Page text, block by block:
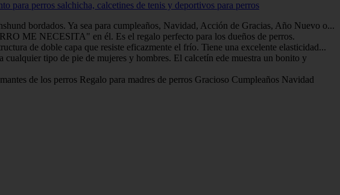
para perros salchicha, calcetines de tenis y deportivos para perros
bordados. Ya sea para cumpleaños, Navidad, Acción de Gracias, Año Nuevo o...
ME NECESITA" en él. Es el regalo perfecto para los dueños de perros.
de doble capa que resiste eficazmente el frío. Tiene una excelente elasticidad...
tipo de pie de mujeres y hombres. El calcetín ede muestra un bonito y
de los perros Regalo para madres de perros Gracioso Cumpleaños Navidad